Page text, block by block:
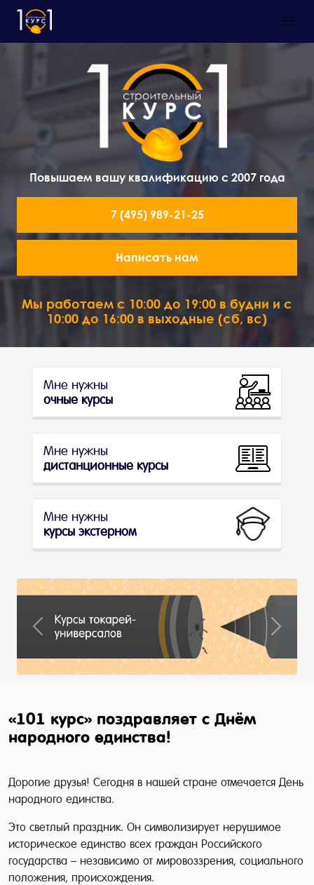
Повышаем вашу квалификацию с 2007 года
7 (495) 989-21-25
Написать нам
Мы работаем с 10:00 до 19:00 в будни и с
10:00 до 16:00 в выходные (сб, вс)
Мне нужны
очные курсы
Мне нужны
дистанционные курсы
Мне нужны
курсы экстерном
Previous Next
«101 курс» поздравляет с Днём
народного единства!
Дорогие друзья! Сегодня в нашей стране отмечается День
народного единства.
Это светлый праздник. Он символизирует нерушимое
историческое единство всех граждан Российского
государства – независимо от мировоззрения, социального
положения, происхождения.